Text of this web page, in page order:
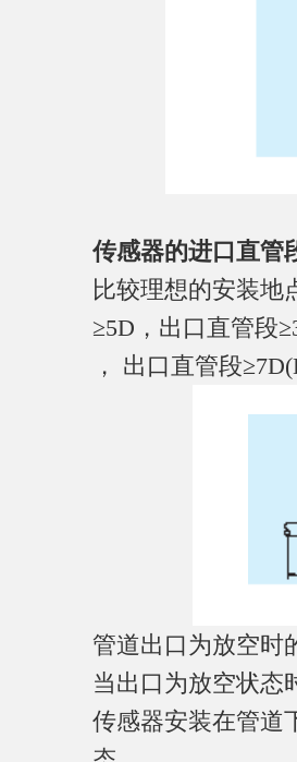
传感器的进口直管
比较理想的安装地
≥5D，出口直管段
， 出口直管段
管道出口为放空时
当出口为放空状态
传感器安装在管道